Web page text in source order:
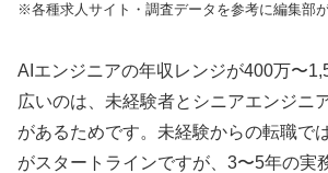
※各種求人サイト・調査データを参考に編集部
AIエンジニアの年収レンジが400万〜
広いのは、未経験者とシニアエンジニ
があるためです。未経験からの転職で
がスタートラインですが、3〜5年の実